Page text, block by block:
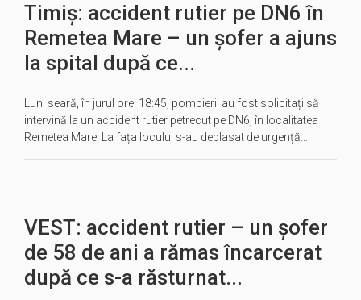
Timiș: accident rutier pe DN6 în
Remetea Mare – un șofer a ajuns
la spital după ce...
Luni seară, în jurul orei 18:45, pompierii au fost solicitați să
intervină la un accident rutier petrecut pe DN6, în localitatea
Remetea Mare. La fața locului s-au deplasat de urgență…
VEST: accident rutier – un șofer
de 58 de ani a rămas încarcerat
după ce s-a răsturnat...